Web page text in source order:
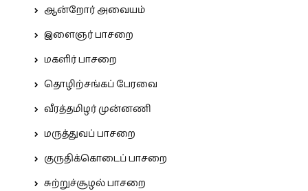
ஆன்றோர் அவையம்
இளைஞர் பாசறை
மகளிர் பாசறை
தொழிற்சங்கப் பேரவை
வீரத்தமிழர் முன்னணி
மருத்துவப் பாசறை
குருதிக்கொடைப் பாசறை
சுற்றுச்சூழல் பாசறை